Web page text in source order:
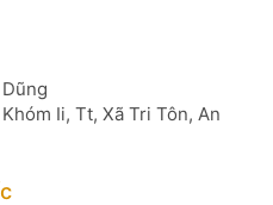
Ii, Tt, Xã Tri Tôn, An